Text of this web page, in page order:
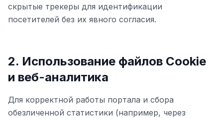
скрытые трекеры для идентификации
посетителей без их явного согласия.
2. Использование файлов Cookie
и веб-аналитика
Для корректной работы портала и сбора
обезличенной статистики (например, через